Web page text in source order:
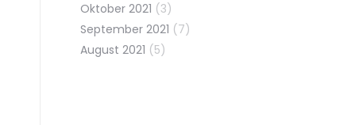
Oktober 2021 (3)
September 2021 (7)
August 2021 (5)